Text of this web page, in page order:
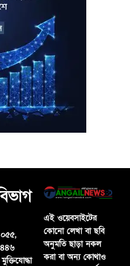
এই ওয়েবসাইটের
কোনো লেখা বা ছবি
অনুমতি ছাড়া নকল
করা বা অন্য কোথাও